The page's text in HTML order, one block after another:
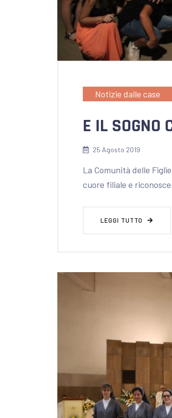
Notizie dalle case
E IL SOGNO
25 Agosto 2019
La Comunità delle
cuore filiale e
LEGGI TUTTO